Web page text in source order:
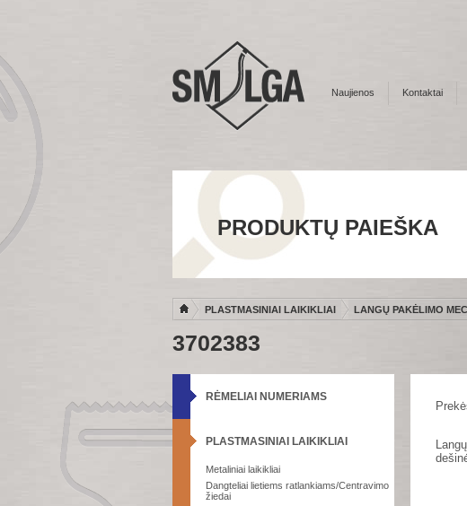
Kontaktai
Naujienos
PRODUKTŲ PAIEŠKA
PLASTMASINIAI LAIKIKLIAI LANGŲ PAKĖLIMO
3702383
RĖMELIAI NUMERIAMS
PLASTMASINIAI LAIKIKLIAI
Metaliniai laikikliai
Dangteliai lietiems ratlankiams/Centravimo
žiedai